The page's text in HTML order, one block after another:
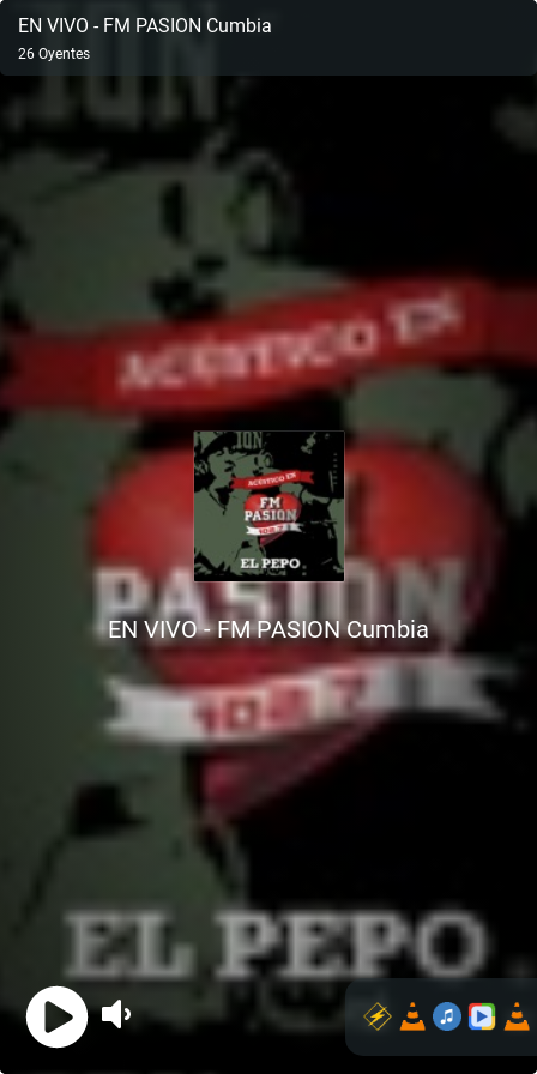
EN VIVO - FM PASION Cumbia
26 Oyentes
EN VIVO - FM PASION Cumbia